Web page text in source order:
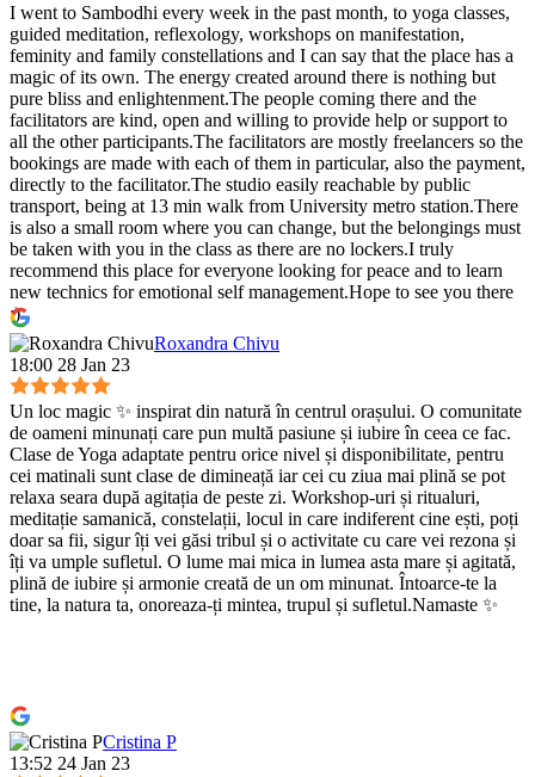
I went to Sambodhi every week in the past month, to yoga classes,
guided meditation, reflexology, workshops on manifestation,
feminity and family constellations and I can say that the place has a
magic of its own. The energy created around there is nothing but
pure bliss and enlightenment.The people coming there and the
facilitators are kind, open and willing to provide help or support to
all the other participants.The facilitators are mostly freelancers so the
bookings are made with each of them in particular, also the payment,
directly to the facilitator.The studio easily reachable by public
transport, being at 13 min walk from University metro station.There
is also a small room where you can change, but the belongings must
be taken with you in the class as there are no lockers.I truly
recommend this place for everyone looking for peace and to learn
new technics for emotional self management.Hope to see you there
:)
Roxandra Chivu
18:00 28 Jan 23
Un loc magic ✨ inspirat din natură în centrul orașului. O comunitate
de oameni minunați care pun multă pasiune și iubire în ceea ce fac.
Clase de Yoga adaptate pentru orice nivel și disponibilitate, pentru
cei matinali sunt clase de dimineață iar cei cu ziua mai plină se pot
relaxa seara după agitația de peste zi. Workshop-uri și ritualuri,
meditație samanică, constelații, locul in care indiferent cine ești, poți
doar sa fii, sigur îți vei găsi tribul și o activitate cu care vei rezona și
îți va umple sufletul. O lume mai mica in lumea asta mare și agitată,
plină de iubire și armonie creată de un om minunat. Întoarce-te la
tine, la natura ta, onoreaza-ți mintea, trupul și sufletul.Namaste ✨
Cristina P
13:52 24 Jan 23